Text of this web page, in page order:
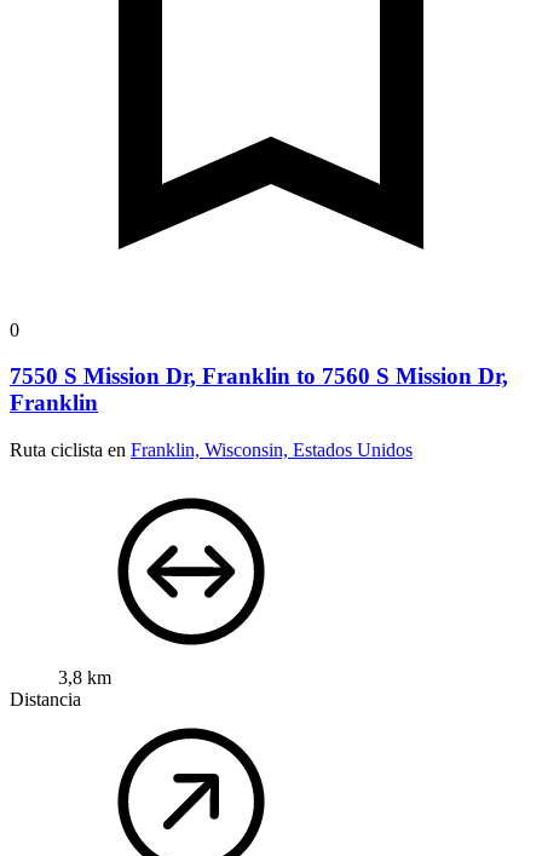
0
7550 S Mission Dr, Franklin to 7560 S Mission Dr,
Franklin
Ruta ciclista en Franklin, Wisconsin, Estados Unidos
3,8 km
Distancia